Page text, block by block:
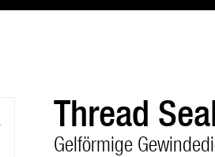
Thread
Gelförmige